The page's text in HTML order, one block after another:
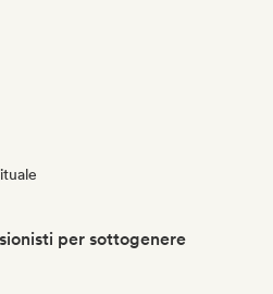
per sottogenere